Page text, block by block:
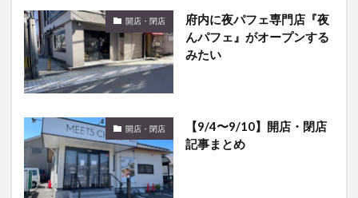
開店・閉店
府内に夜パフェ専門店『夜
んパフェ』がオープンする
みたい
開店・閉店
【9/4〜9/10】開店・閉店
記事まとめ